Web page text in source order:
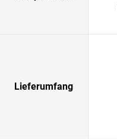
Lieferumfang